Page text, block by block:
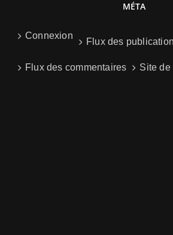
MÉTA
Connexion
Flux des
Flux des commentaires Site de